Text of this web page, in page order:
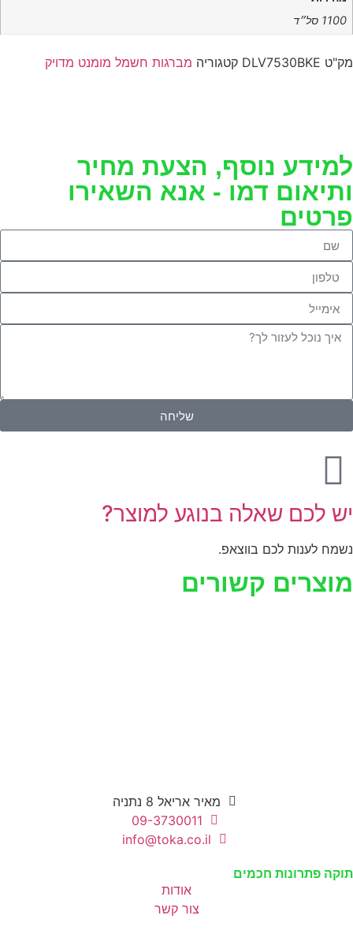
1100 סל״ד
מק"ט DLV7530BKE קטגוריה מברגות חשמל מומנט מדויק
למידע נוסף, הצעת מחיר
ותיאום דמו - אנא השאירו
פרטים
שליחה
יש לכם שאלה בנוגע למוצר?
נשמח לענות לכם בווצאפ.
מוצרים קשורים
מאיר אריאל 8 נתניה
09-3730011
info@toka.co.il
תוקה פתרונות חכמים
אודות
צור קשר